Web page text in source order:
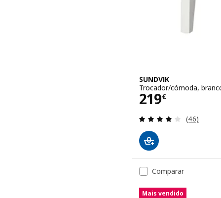
SUNDVIK
Trocador/cómoda,
219€
Preço 219€
(46)
Comparar
Mais vendido